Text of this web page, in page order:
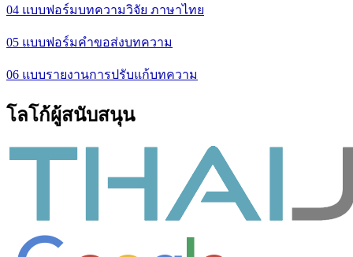
04 แบบฟอร์มบทความวิจัย ภาษาไทย
05 แบบฟอร์มคำขอส่งบทความ
06 แบบรายงานการปรับแก้บทความ
โลโก้ผู้สนับสนุน